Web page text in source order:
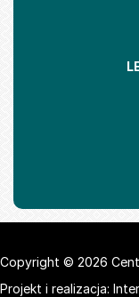
Copyright © 2026
Projekt i realizacja: